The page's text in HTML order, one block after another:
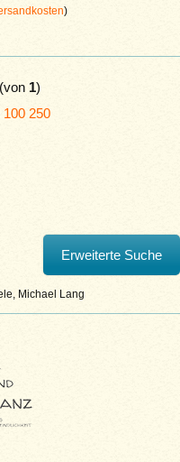
Michael Lang
)
(von 1)
100 250